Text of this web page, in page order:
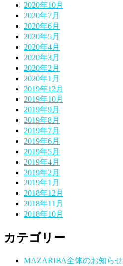
2020年10月
2020年7月
2020年6月
2020年5月
2020年4月
2020年3月
2020年2月
2020年1月
2019年12月
2019年10月
2019年9月
2019年8月
2019年7月
2019年6月
2019年5月
2019年4月
2019年2月
2019年1月
2018年12月
2018年11月
2018年10月
カテゴリー
MAZARIBA全体のお知らせ